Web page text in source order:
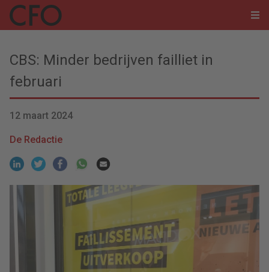
CBS: Minder bedrijven failliet in
februari
12 maart 2024
De Redactie